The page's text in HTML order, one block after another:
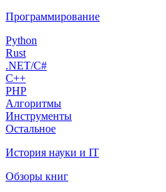
Программирование
Python
Rust
.NET/C#
C++
PHP
Алгоритмы
Инструменты
Остальное
История науки и IT
Обзоры книг